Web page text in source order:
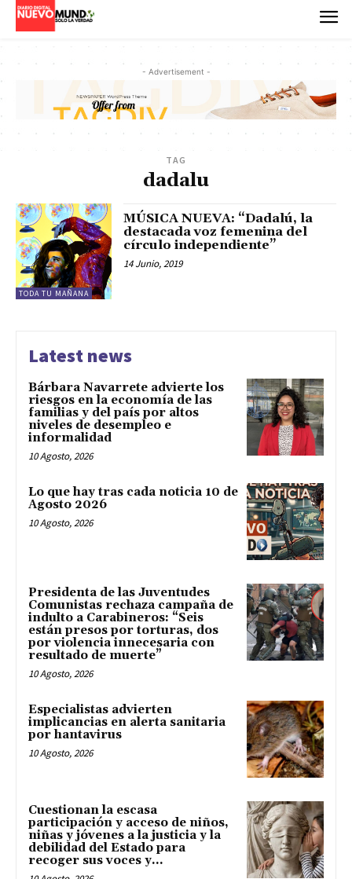
- Advertisement -
TAG
dadalu
TODA TU MAÑANA
MÚSICA NUEVA: “Dadalú, la
destacada voz femenina del
círculo independiente”
14 Junio, 2019
Latest news
Bárbara Navarrete advierte los
riesgos en la economía de las
familias y del país por altos
niveles de desempleo e
informalidad
10 Agosto, 2026
Lo que hay tras cada noticia 10 de
Agosto 2026
10 Agosto, 2026
Presidenta de las Juventudes
Comunistas rechaza campaña de
indulto a Carabineros: “Seis
están presos por torturas, dos
por violencia innecesaria con
resultado de muerte”
10 Agosto, 2026
Especialistas advierten
implicancias en alerta sanitaria
por hantavirus
10 Agosto, 2026
Cuestionan la escasa
participación y acceso de niños,
niñas y jóvenes a la justicia y la
debilidad del Estado para
recoger sus voces y...